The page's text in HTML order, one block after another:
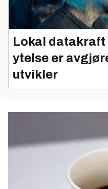
Lokal
ytelse er
utvikler